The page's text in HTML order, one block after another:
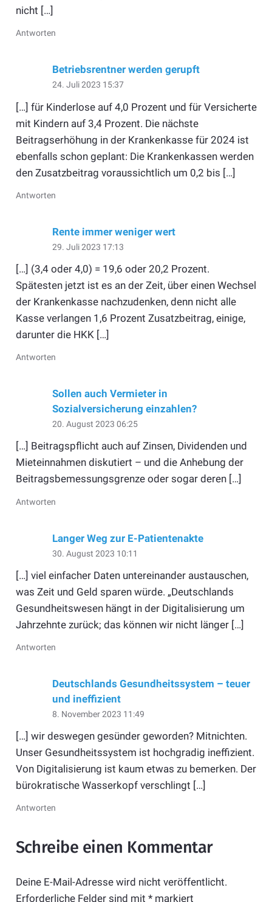
nicht […]
Antworten
Betriebsrentner werden gerupft
24. Juli 2023 15:37
[…] für Kinderlose auf 4,0 Prozent und für Versicherte
mit Kindern auf 3,4 Prozent. Die nächste
Beitragserhöhung in der Krankenkasse für 2024 ist
ebenfalls schon geplant: Die Krankenkassen werden
den Zusatzbeitrag voraussichtlich um 0,2 bis […]
Antworten
Rente immer weniger wert
29. Juli 2023 17:13
[…] (3,4 oder 4,0) = 19,6 oder 20,2 Prozent.
Spätesten jetzt ist es an der Zeit, über einen Wechsel
der Krankenkasse nachzudenken, denn nicht alle
Kasse verlangen 1,6 Prozent Zusatzbeitrag, einige,
darunter die HKK […]
Antworten
Sollen auch Vermieter in
Sozialversicherung einzahlen?
20. August 2023 06:25
[…] Beitragspflicht auch auf Zinsen, Dividenden und
Mieteinnahmen diskutiert – und die Anhebung der
Beitragsbemessungsgrenze oder sogar deren […]
Antworten
Langer Weg zur E-Patientenakte
30. August 2023 10:11
[…] viel einfacher Daten untereinander austauschen,
was Zeit und Geld sparen würde. „Deutschlands
Gesundheitswesen hängt in der Digitalisierung um
Jahrzehnte zurück; das können wir nicht länger […]
Antworten
Deutschlands Gesundheitssystem – teuer
und ineffizient
8. November 2023 11:49
[…] wir deswegen gesünder geworden? Mitnichten.
Unser Gesundheitssystem ist hochgradig ineffizient.
Von Digitalisierung ist kaum etwas zu bemerken. Der
bürokratische Wasserkopf verschlingt […]
Antworten
Schreibe einen Kommentar
Deine E-Mail-Adresse wird nicht veröffentlicht.
Erforderliche Felder sind mit *markiert